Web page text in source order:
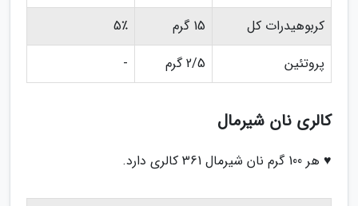
کربوهیدرات کل
15 گرم
5٪
پروتئین
2/5 گرم -
کالری نان شیرمال
♥ هر 100 گرم نان شیرمال 361 کالری دارد.